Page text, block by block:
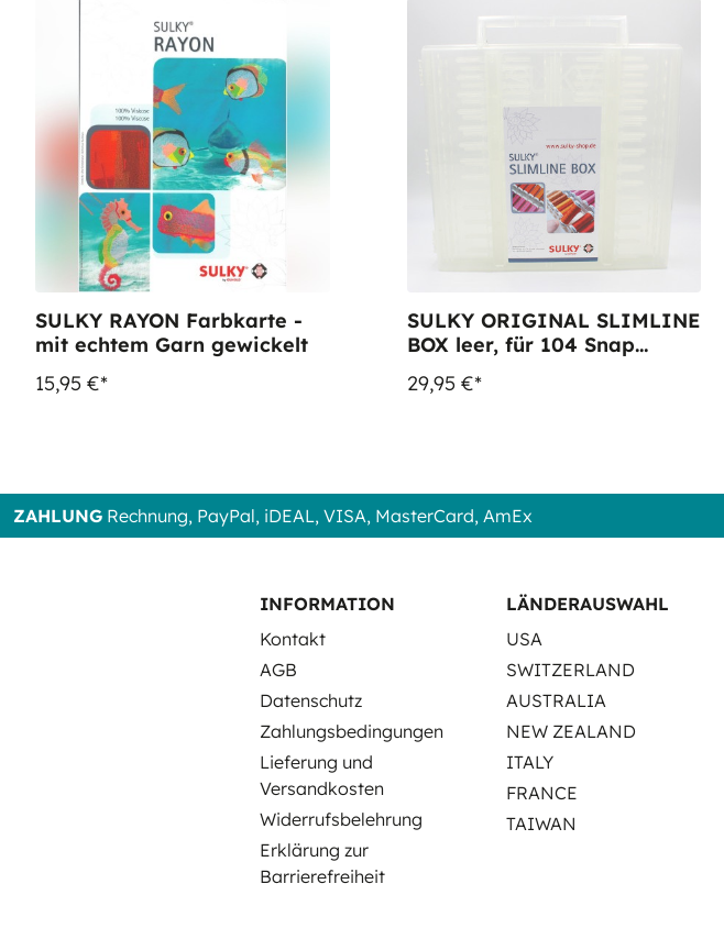
SULKY RAYON Farbkarte -
mit echtem Garn gewickelt
15,95 €*
SULKY ORIGINAL SLIMLINE
BOX leer, für 104 Snap
29,95 €*
ZAHLUNG Rechnung, PayPal, iDEAL, VISA, MasterCard, AmEx
INFORMATION
Kontakt
AGB
Datenschutz
Zahlungsbedingungen
Lieferung und
Versandkosten
Widerrufsbelehrung
Erklärung zur
Barrierefreiheit
LÄNDERAUSWAHL
USA
SWITZERLAND
AUSTRALIA
NEW ZEALAND
ITALY
FRANCE
TAIWAN